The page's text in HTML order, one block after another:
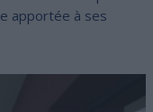
apportée à ses